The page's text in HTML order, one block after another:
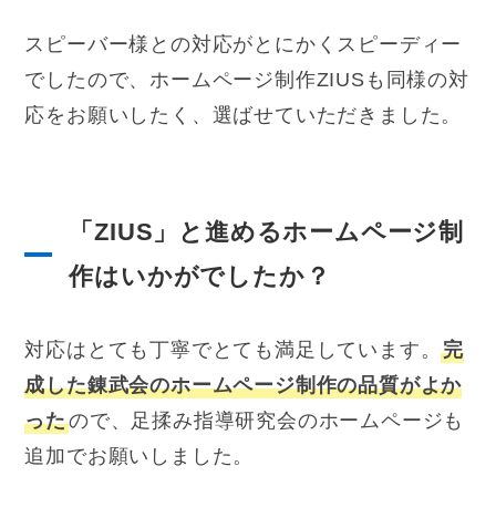
スピーバー様との対応がとにかくスピーディー
でしたので、ホームページ制作ZIUSも同様の対
応をお願いしたく、選ばせていただきました。
「ZIUS」と進めるホームページ制
作はいかがでしたか？
対応はとても丁寧でとても満足しています。完
成した錬武会のホームページ制作の品質がよか
ったので、足揉み指導研究会のホームページも
追加でお願いしました。